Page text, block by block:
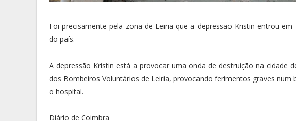
Foi precisamente pela zona de Leiria que a depressão Kristin entrou
do país.
A depressão Kristin está a provocar uma onda de destruição na cidade
dos Bombeiros Voluntários de Leiria, provocando ferimentos graves
o hospital.
Diário de Coimbra